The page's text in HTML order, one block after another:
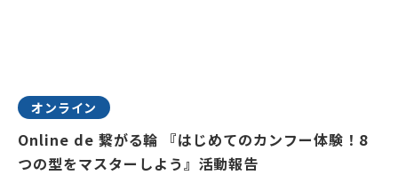
オンライン
Online de 繋がる輪 『はじめてのカンフー体験！8
つの型をマスターしよう』活動報告